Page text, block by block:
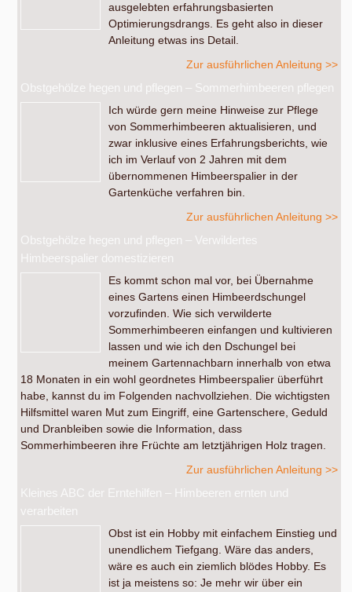
ausgelebten erfahrungsbasierten
Optimierungsdrangs. Es geht also in dieser
Anleitung etwas ins Detail.
Zur ausführlichen Anleitung >>
Obstgehölze hegen und pflegen – Sommerhimbeeren pflegen
Ich würde gern meine Hinweise zur Pflege
von Sommerhimbeeren aktualisieren, und
zwar inklusive eines Erfahrungsberichts, wie
ich im Verlauf von 2 Jahren mit dem
übernommenen Himbeerspalier in der
Gartenküche verfahren bin.
Zur ausführlichen Anleitung >>
Obstgehölze hegen und pflegen – Verwildertes
Himbeerspalier domestizieren
Es kommt schon mal vor, bei Übernahme
eines Gartens einen Himbeerdschungel
vorzufinden. Wie sich verwilderte
Sommerhimbeeren einfangen und kultivieren
lassen und wie ich den Dschungel bei
meinem Gartennachbarn innerhalb von etwa
18 Monaten in ein wohl geordnetes Himbeerspalier überführt
habe, kannst du im Folgenden nachvollziehen. Die wichtigsten
Hilfsmittel waren Mut zum Eingriff, eine Gartenschere, Geduld
und Dranbleiben sowie die Information, dass
Sommerhimbeeren ihre Früchte am letztjährigen Holz tragen.
Zur ausführlichen Anleitung >>
Kleines ABC der Erntehilfen – Himbeeren ernten und
verarbeiten
Obst ist ein Hobby mit einfachem Einstieg und
unendlichem Tiefgang. Wäre das anders,
wäre es auch ein ziemlich blödes Hobby. Es
ist ja meistens so: Je mehr wir über ein